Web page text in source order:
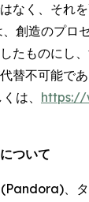
なく、それ
創造のプロ
たものにし
替不可能で
は、 https://
ついて
、タ